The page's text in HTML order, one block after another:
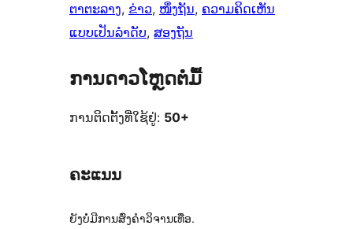
ຕາຕະລາງ, ຂ່າວ, ໜຶ່ງຖັນ, ຄວາມຄິດເຫັນ
ແບບເປັນລຳດັບ, ສອງຖັນ
ການດາວໂຫຼດຕໍ່ມື້
ການຕິດຕັ້ງທີ່ໃຊ້ຢູ່: 50+
ຄະແນນ
ຍັງບໍ່ມີການສົ່ງຄຳວິຈານເທື່ອ.